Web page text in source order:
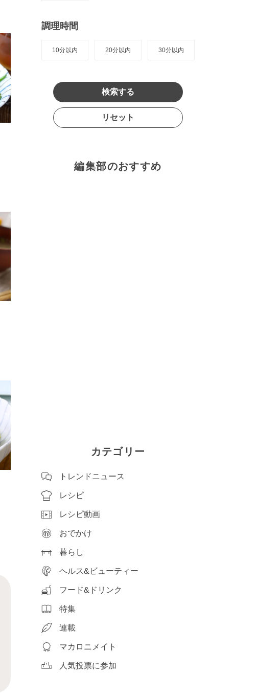
調理時間
10分以内 20分以内 30分以内
検索する
リセット
編集部のおすすめ
カテゴリー
トレンドニュース
レシピ
レシピ動画
おでかけ
暮らし
ヘルス&ビューティー
フード&ドリンク
特集
連載
マカロニメイト
人気投票に参加